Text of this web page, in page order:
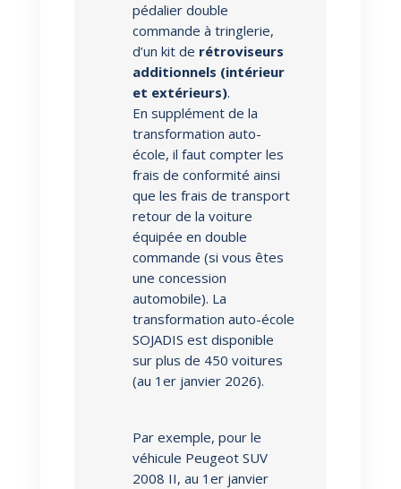
pédalier double
commande à tringlerie,
d’un kit de rétroviseurs
additionnels (intérieur
et extérieurs).
En supplément de la
transformation auto-
école, il faut compter les
frais de conformité ainsi
que les frais de transport
retour de la voiture
équipée en double
commande (si vous êtes
une concession
automobile). La
transformation auto-école
SOJADIS est disponible
sur plus de 450 voitures
(au 1er janvier 2026).
Par exemple, pour le
véhicule Peugeot SUV
2008 II, au 1er janvier